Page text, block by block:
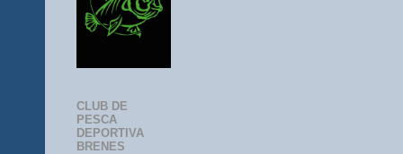
CLUB DE
PESCA
DEPORTIVA
BRENES